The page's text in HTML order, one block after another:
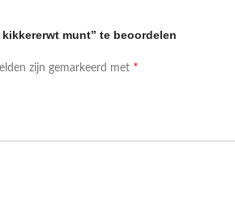
kikkererwt munt” te beoordelen
zijn gemarkeerd met *